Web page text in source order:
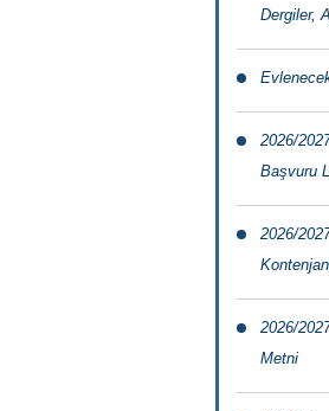
Dergiler,
2026/
Başvuru
2026/
2026/
Metni